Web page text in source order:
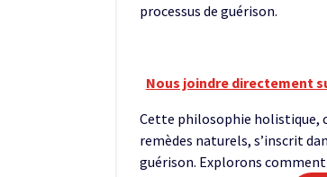
processus de guérison.
Nous joindre directement
Cette philosophie holistique,
remèdes naturels, s’inscrit
guérison. Explorons